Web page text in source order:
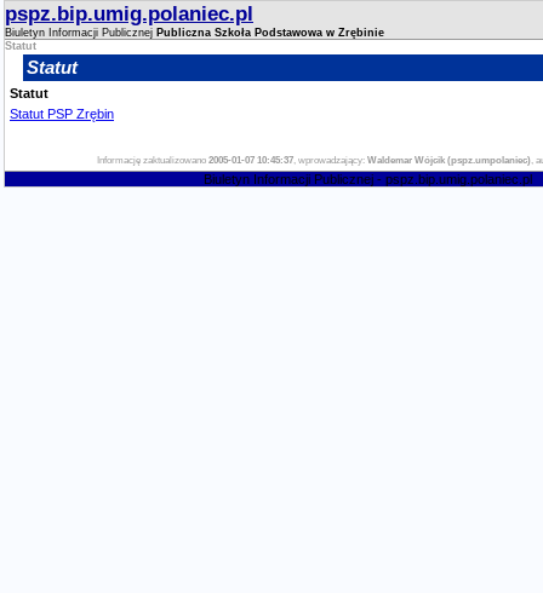
pspz.bip.umig.polaniec.pl
Biuletyn Informacji Publicznej Publiczna Szkoła Podstawowa w Zrębinie
Statut
Statut
Statut
Statut PSP Zrębin
Informację zaktualizowano 2005-01-07 10:45:37, wprowadzający: Waldemar Wójcik (pspz.umpolaniec),
Biuletyn Informacji Publicznej - pspz.bip.umig.polaniec.pl